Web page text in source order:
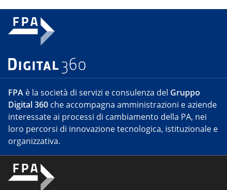
FPA è la società di servizi e consulenza del Gruppo
Digital 360 che accompagna amministrazioni e aziende
interessate ai processi di cambiamento della PA, nei
loro percorsi di innovazione tecnologica, istituzionale e
organizzativa.